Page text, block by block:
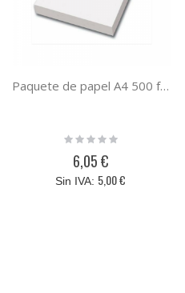
Paquete de papel A4 500 folios, ultra blanco, 80 gramos de peso y barato
Rating:
6,05 €
5,00 €